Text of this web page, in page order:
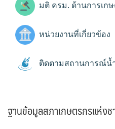
มติ ครม. ด้านการเก
หน่วยงานที่เกี่ยวข้อง
ติดตามสถานการณ์น้
ฐานข้อมูลสภาเกษตรกรแห่ง